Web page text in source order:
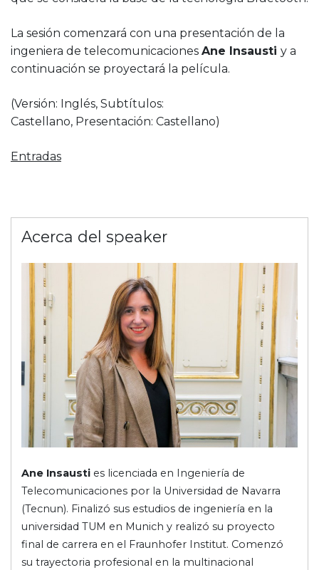
La sesión comenzará con una presentación de la
ingeniera de telecomunicaciones Ane Insausti y a
continuación se proyectará la película.
(Versión: Inglés, Subtítulos:
Castellano, Presentación: Castellano)
Entradas
Acerca del speaker
Ane Insausti es licenciada en Ingeniería de
Telecomunicaciones por la Universidad de Navarra
(Tecnun). Finalizó sus estudios de ingeniería en la
universidad TUM en Munich y realizó su proyecto
final de carrera en el Fraunhofer Institut. Comenzó
su trayectoria profesional en la multinacional